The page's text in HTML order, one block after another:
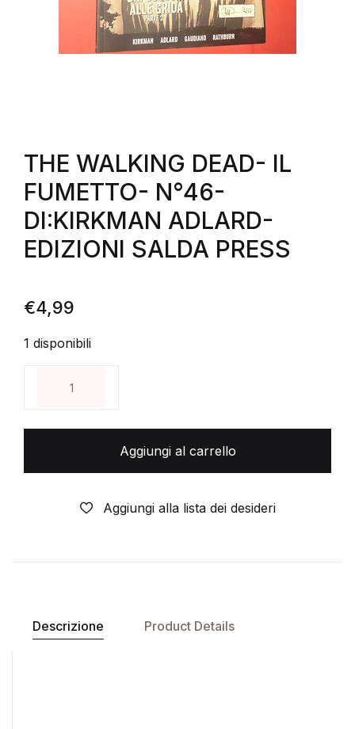
THE WALKING DEAD- IL
FUMETTO- N°46-
DI:KIRKMAN ADLARD-
EDIZIONI SALDA PRESS
€4,99
1 disponibili
Aggiungi al carrello
Aggiungi alla lista dei desideri
Descrizione Product Details